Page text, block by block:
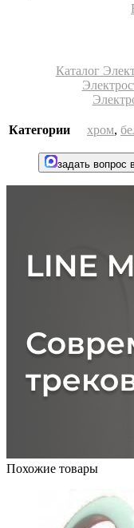
Каталог
Категории хром,
задать вопрос
Похожие товары